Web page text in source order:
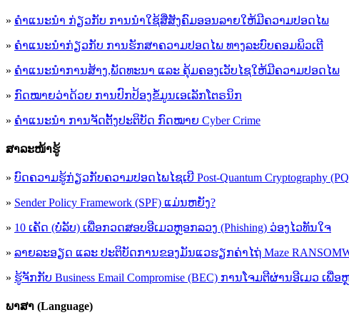
» ຄໍາແນະນໍາ ກ່ຽວກັບ ການນໍາໃຊ້ສື່ສັງຄົມອອນລາຍໃຫ້ມີຄວາມປອດໄພ
» ຄຳແນະນຳກ່ຽວກັບ ການຮັກສາຄວາມປອດໄພ ທາງລະບົບຄອມພິວເຕີ
» ຄຳແນະນຳການສ້າງ,ພັດທະນາ ແລະ ຄຸ້ມຄອງເວັບໄຊໃຫ້ມີຄວາມປອດໄພ
» ກົດໝາຍວ່າດ້ວຍ ການປົກປ້ອງຂໍ້ມູນເອເລັກໂຕຣນິກ
» ຄຳແນະນຳ ການຈັດຕັ້ງປະຕິບັດ ກົດໝາຍ Cyber Crime
ສາລະໜ້າຮູ້
» ບົດຄວາມຮູ້ກ່ຽວກັບຄວາມປອດໄພໄຊເບີ Post-Quantum
» Sender Policy Framework (SPF) ແມ່ນຫຍັງ?
» 10 ເຄັດ (ບໍ່ລັບ) ເພື່ອກວດສອບອີເມວຫຼອກລວງ (Phishing) ວ່ອງໄວທັນໃຈ
» ລາຍລະອຽດ ແລະ ປະຕິບັດການຂອງມັນແວຮຽກຄ່າໄຖ່ Maze
» ຮູ້​ຈັກກັບ​ Business Email Compromise (BEC) ການ​ໂຈມ​ຕີ​ຜ່ານ​ອີ​ເມວ ​ເພື່
ພາສາ (Language)